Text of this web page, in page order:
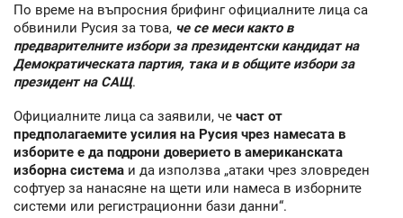
По време на въпросния брифинг официалните лица са
обвинили Русия за това, че се меси както в
предварителните избори за президентски кандидат на
Демократическата партия, така и в общите избори за
президент на САЩ.
Официалните лица са заявили, че част от
предполагаемите усилия на Русия чрез намесата в
изборите е да подрони доверието в американската
изборна система и да използва „атаки чрез зловреден
софтуер за нанасяне на щети или намеса в изборните
системи или регистрационни бази данни“.